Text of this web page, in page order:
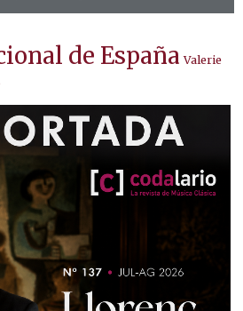
de España Valerie